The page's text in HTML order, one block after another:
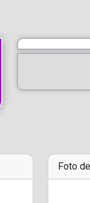
Foto